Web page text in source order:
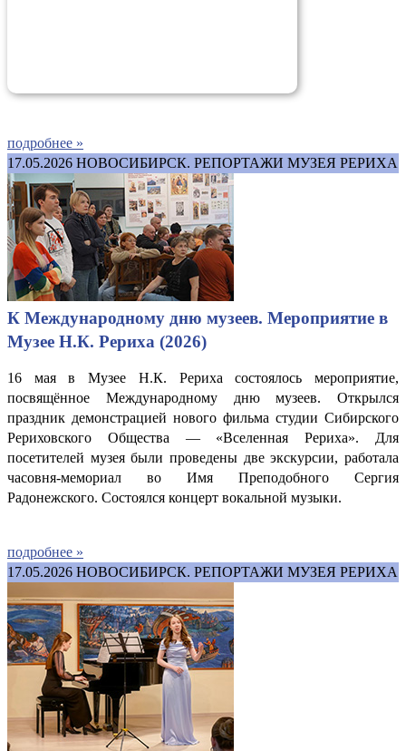
подробнее »
17.05.2026 НОВОСИБИРСК. РЕПОРТАЖИ МУЗЕЯ РЕРИХА
К Международному дню музеев. Мероприятие в
Музее Н.К. Рериха (2026)
16 мая в Музее Н.К. Рериха состоялось мероприятие,
посвящённое Международному дню музеев. Открылся
праздник демонстрацией нового фильма студии Сибирского
Рериховского Общества — «Вселенная Рериха». Для
посетителей музея были проведены две экскурсии, работала
часовня-мемориал во Имя Преподобного Сергия
Радонежского. Состоялся концерт вокальной музыки.
подробнее »
17.05.2026 НОВОСИБИРСК. РЕПОРТАЖИ МУЗЕЯ РЕРИХА